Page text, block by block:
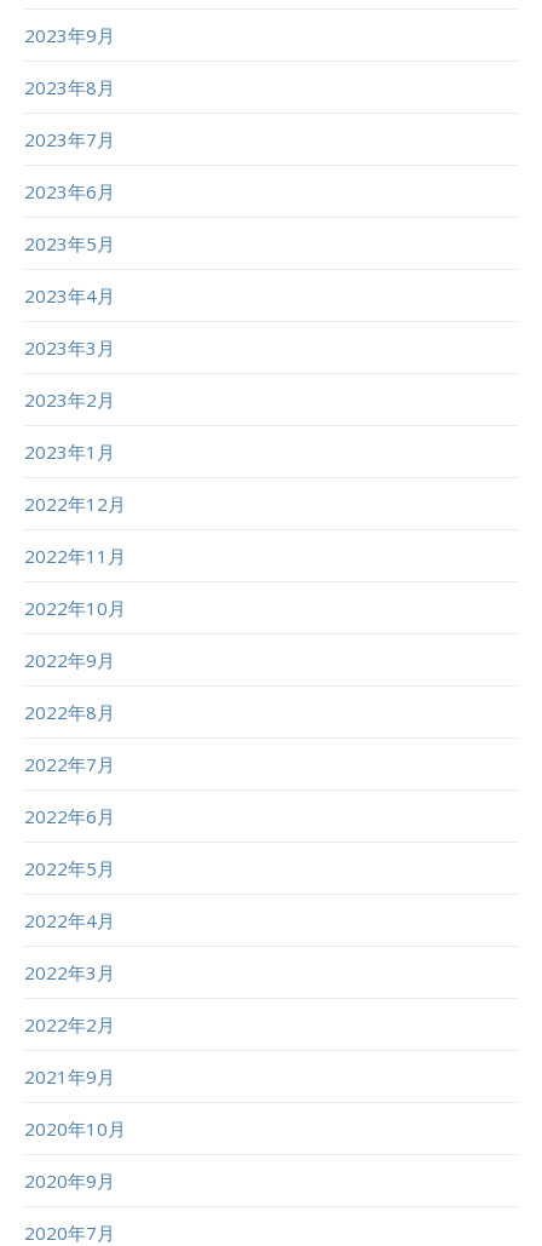
2023年9月
2023年8月
2023年7月
2023年6月
2023年5月
2023年4月
2023年3月
2023年2月
2023年1月
2022年12月
2022年11月
2022年10月
2022年9月
2022年8月
2022年7月
2022年6月
2022年5月
2022年4月
2022年3月
2022年2月
2021年9月
2020年10月
2020年9月
2020年7月